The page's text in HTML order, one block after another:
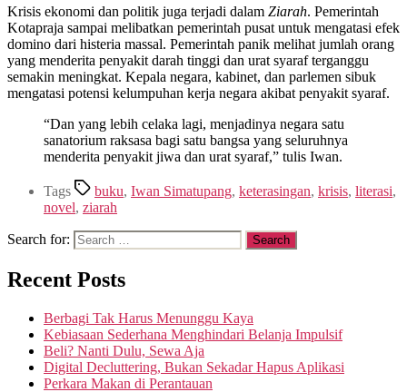
Krisis ekonomi dan politik juga terjadi dalam Ziarah. Pemerintah
Kotapraja sampai melibatkan pemerintah pusat untuk mengatasi efek
domino dari histeria massal. Pemerintah panik melihat jumlah orang
yang menderita penyakit darah tinggi dan urat syaraf terganggu
semakin meningkat. Kepala negara, kabinet, dan parlemen sibuk
mengatasi potensi kelumpuhan kerja negara akibat penyakit syaraf.
“Dan yang lebih celaka lagi, menjadinya negara satu
sanatorium raksasa bagi satu bangsa yang seluruhnya
menderita penyakit jiwa dan urat syaraf,” tulis Iwan.
Tags buku, Iwan Simatupang, keterasingan, krisis, literasi,
novel, ziarah
Search for:
Recent Posts
Berbagi Tak Harus Menunggu Kaya
Kebiasaan Sederhana Menghindari Belanja Impulsif
Beli? Nanti Dulu, Sewa Aja
Digital Decluttering, Bukan Sekadar Hapus Aplikasi
Perkara Makan di Perantauan